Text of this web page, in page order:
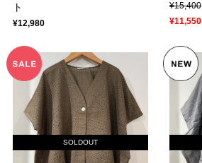
ト
¥12,980
¥15,400
¥11,550
SOLDOUT